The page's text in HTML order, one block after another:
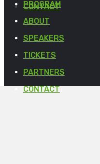
CONTACT
PROGRAM
ABOUT
SPEAKERS
TICKETS
PARTNERS
CONTACT